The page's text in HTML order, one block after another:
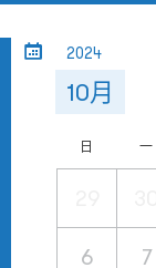
2024
10月
日 一
6 7